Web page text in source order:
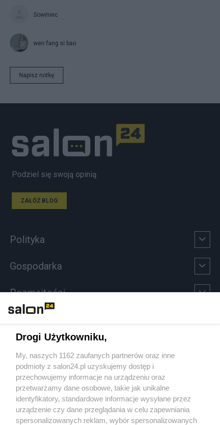
Sowiniec
wen fang si bao
Napisz notkę
Podziel się swoją opinią
ZAŁÓŻ BLOG
Polityka
Gospodarka
Rozmaitości
Sport
Społeczeństwo
Kultura
Drogi Użytkowniku,
My, naszych 1162 zaufanych partnerów oraz inne
podmioty z salon24.pl uzyskujemy dostęp i
przechowujemy informacje na urządzeniu oraz
przetwarzamy dane osobowe, takie jak unikalne
identyfikatory, standardowe informacje wysyłane przez
urządzenie czy dane przeglądania w celu zapewniania
spersonalizowanych reklam, wybór spersonalizowanych